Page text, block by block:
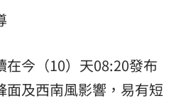
方、落石及土石流。
在今（10）天08:20發布
面及西南風影響，易有短